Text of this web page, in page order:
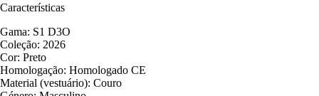
Características
Gama: S1 D3O
Coleção: 2026
Cor: Preto
Homologação: Homologado CE
Material (vestuário): Couro